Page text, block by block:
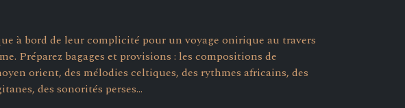
à bord de leur complicité pour un voyage onirique au travers
Préparez bagages et provisions : les compositions de
orient, des mélodies celtiques, des rythmes africains, des
des sonorités perses...